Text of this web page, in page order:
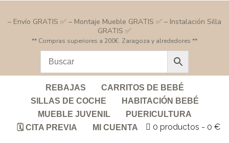
– Envío GRATIS ✅ – Montaje Mueble GRATIS ✅ – Instalación Silla
GRATIS ✅
** Compras superiores a 200€. Zaragoza y alrededores **
REBAJAS
CARRITOS DE BEBÉ
SILLAS DE COCHE
HABITACIÓN BEBÉ
MUEBLE JUVENIL
PUERICULTURA
🗓️ CITA PREVIA
MI CUENTA 0 productos 0 €